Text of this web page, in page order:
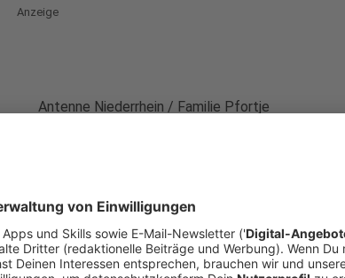
Anzeige
Antenne Niederrhein / Familie Pfortje